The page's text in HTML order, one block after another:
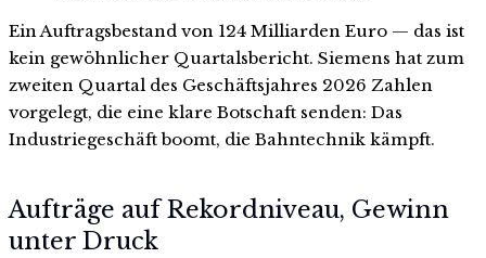
Ein Auftragsbestand von 124 Milliarden Euro — das ist
kein gewöhnlicher Quartalsbericht. Siemens hat zum
zweiten Quartal des Geschäftsjahres 2026 Zahlen
vorgelegt, die eine klare Botschaft senden: Das
Industriegeschäft boomt, die Bahntechnik kämpft.
Aufträge auf Rekordniveau, Gewinn
unter Druck